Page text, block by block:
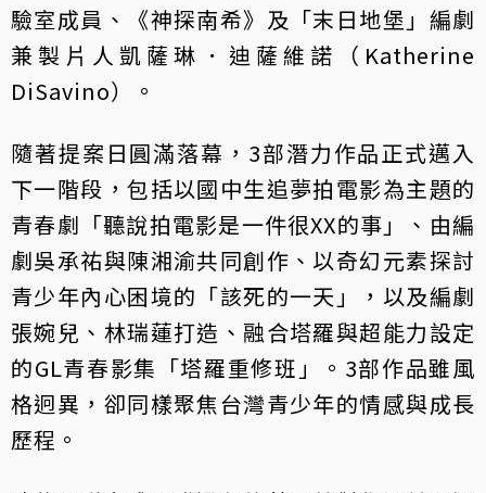
驗室成員、《神探南希》及「末日地堡」編劇
兼製片人凱薩琳．迪薩維諾（Katherine
DiSavino）。
隨著提案日圓滿落幕，3部潛力作品正式邁入
下一階段，包括以國中生追夢拍電影為主題的
青春劇「聽說拍電影是一件很XX的事」、由編
劇吳承祐與陳湘渝共同創作、以奇幻元素探討
青少年內心困境的「該死的一天」，以及編劇
張婉兒、林瑞蓮打造、融合塔羅與超能力設定
的GL青春影集「塔羅重修班」。3部作品雖風
格迥異，卻同樣聚焦台灣青少年的情感與成長
歷程。